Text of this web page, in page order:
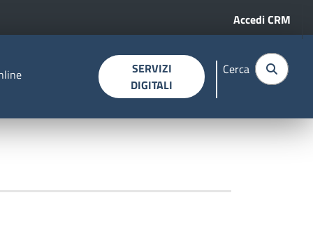
Menu
Accedi CRM
SERVIZI
DIGITALI
Cerca